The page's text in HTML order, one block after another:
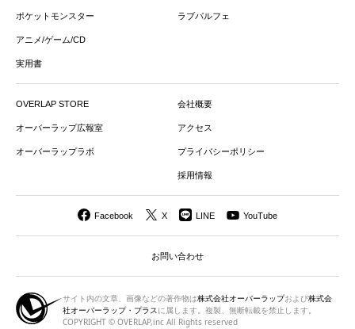
ポケットモンスター
アニメ/ゲーム/CD
実用書
ラブパルフェ
OVERLAP STORE
オーバーラップ広報室
オーバーラップラボ
会社概要
アクセス
プライバシーポリシー
採用情報
Facebook X LINE YouTube
お問い合わせ
サイト内の文章、画像などの著作物は株式会社オーバーラップおよび株式会
社オーバーラップ・プラス に属します。複製、無断転載を禁止します。
COPYRIGHT © OVERLAP,inc All Rights reserved